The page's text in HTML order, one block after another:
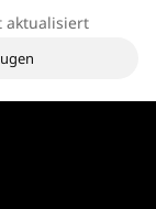
aktualisiert